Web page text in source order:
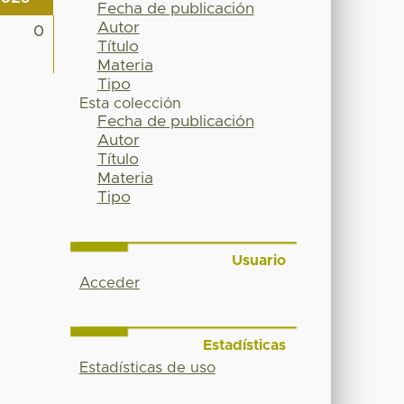
0
Fecha de publicación
Autor
Título
Materia
Tipo
Esta colección
Fecha de publicación
Autor
Título
Materia
Tipo
Usuario
Acceder
Estadísticas
Estadísticas de uso